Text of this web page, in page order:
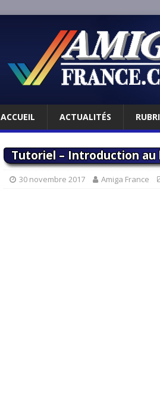
ACCUEIL ACTUALITÉS
Tutoriel – Introduction au
30 novembre 2017 Amiga France